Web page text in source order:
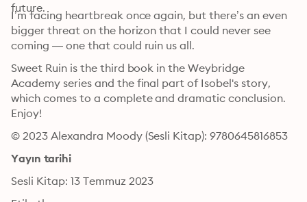
future.
I’m facing heartbreak once again, but there’s an even
bigger threat on the horizon that I could never see
coming — one that could ruin us all.
Sweet Ruin is the third book in the Weybridge
Academy series and the final part of Isobel's story,
which comes to a complete and dramatic conclusion.
Enjoy!
© 2023 Alexandra Moody (Sesli Kitap): 9780645816853
Yayın tarihi
Sesli Kitap: 13 Temmuz 2023